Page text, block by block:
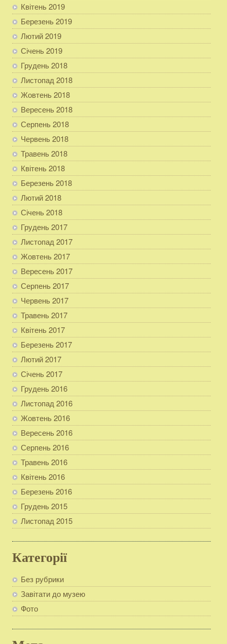
Квітень 2019
Березень 2019
Лютий 2019
Січень 2019
Грудень 2018
Листопад 2018
Жовтень 2018
Вересень 2018
Серпень 2018
Червень 2018
Травень 2018
Квітень 2018
Березень 2018
Лютий 2018
Січень 2018
Грудень 2017
Листопад 2017
Жовтень 2017
Вересень 2017
Серпень 2017
Червень 2017
Травень 2017
Квітень 2017
Березень 2017
Лютий 2017
Січень 2017
Грудень 2016
Листопад 2016
Жовтень 2016
Вересень 2016
Серпень 2016
Травень 2016
Квітень 2016
Березень 2016
Грудень 2015
Листопад 2015
Категорії
Без рубрики
Завітати до музею
Фото